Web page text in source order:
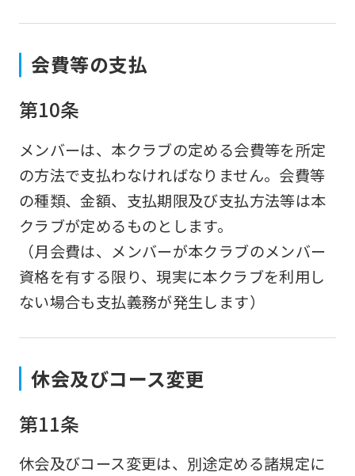
会費等の支払
第10条
メンバーは、本クラブの定める会費等を所定
の方法で支払わなければなりません。会費等
の種類、金額、支払期限及び支払方法等は本
クラブが定めるものとします。
（月会費は、メンバーが本クラブのメンバー
資格を有する限り、現実に本クラブを利用し
ない場合も支払義務が発生します）
休会及びコース変更
第11条
休会及びコース変更は、別途定める諸規定に
For
official
website
is
automatically
translated
into
English.
Click
link
automatic